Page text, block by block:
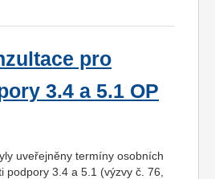
pro
3.4 a 5.1 OP
uveřejněny termíny osobních
podpory 3.4 a 5.1 (výzvy č. 76,